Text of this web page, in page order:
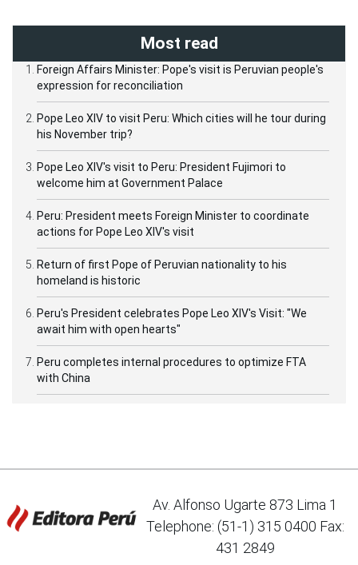
Most read
Foreign Affairs Minister: Pope's visit is Peruvian people's
expression for reconciliation
Pope Leo XIV to visit Peru: Which cities will he tour during
his November trip?
Pope Leo XIV's visit to Peru: President Fujimori to
welcome him at Government Palace
Peru: President meets Foreign Minister to coordinate
actions for Pope Leo XIV's visit
Return of first Pope of Peruvian nationality to his
homeland is historic
Peru's President celebrates Pope Leo XIV's Visit: "We
await him with open hearts"
Peru completes internal procedures to optimize FTA
with China
Av. Alfonso Ugarte 873 Lima 1
Telephone: (51-1) 315 0400 Fax:
431 2849